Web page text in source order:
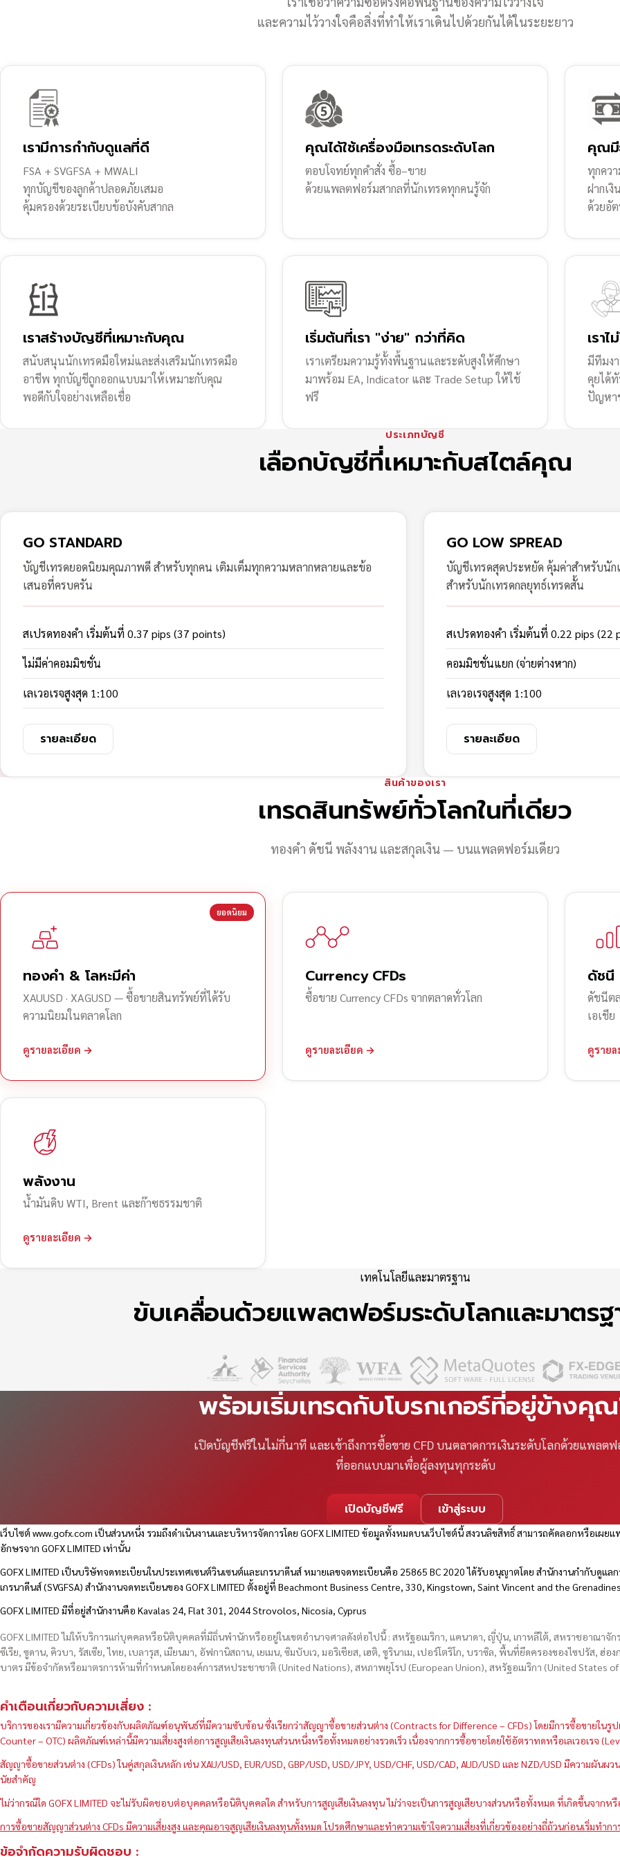
และความไว้วางใจคือสิ่งที่ทำให้เราเดินไปด้วยกันได้ในระยะยาว
เรามีการกำกับดูแลที่ดี
FSA + SVGFSA + MWALI
ทุกบัญชีของลูกค้าปลอดภัยเสมอ
คุ้มครองด้วยระเบียบข้อบังคับสากล
คุณได้ใช้เครื่องมือเทรดระดับโลก
ตอบโจทย์ทุกคำสั่ง ซื้อ–ขาย
ด้วยแพลตฟอร์มสากลที่นักเทรดทุกคนรู้จัก
คุณมี
ทุกควา
ฝากเงิ
ด้วยอั
เราสร้างบัญชีที่เหมาะกับคุณ
สนับสนุนนักเทรดมือใหม่และส่งเสริมนักเทรดมือ
อาชีพ ทุกบัญชีถูกออกแบบมาให้เหมาะกับคุณ
พอดีกับใจอย่างเหลือเชื่อ
เริ่มต้นที่เรา "ง่าย" กว่าที่คิด
เราเตรียมความรู้ทั้งพื้นฐานและระดับสูงให้ศึกษา
มาพร้อม EA, Indicator และ Trade Setup ให้ใช้
ฟรี
เรา
มีทีมง
คุยได้
ปัญหา
ประเภทบัญชี
เลือกบัญชีที่เหมาะกับสไตล์คุณ
GO STANDARD
บัญชีเทรดยอดนิยมคุณภาพดี สำหรับทุกคน เติมเต็มทุกความหลากหลายและข้อ
เสนอที่ครบครัน
สเปรดทองคำ เริ่มต้นที่ 0.37 pips (37 points)
ไม่มีค่าคอมมิชชั่น
เลเวอเรจสูงสุด 1:100
รายละเอียด
GO LOW SPREAD
บัญชีเทรดสุดประหยัด คุ้มค่าสำหรับนัก
สำหรับนักเทรดกลยุทธ์เทรดสั้น
สเปรดทองคำ เริ่มต้นที่ 0.22 pips (22
คอมมิชชั่นแยก (จ่ายต่างหาก)
เลเวอเรจสูงสุด 1:100
รายละเอียด
สินค้าของเรา
เทรดสินทรัพย์ทั่วโลกในที่เดียว
ทองคำ ดัชนี พลังงาน และสกุลเงิน — บนแพลตฟอร์มเดียว
ยอดนิยม
ทองคำ & โลหะมีค่า
XAUUSD · XAGUSD — ซื้อขายสินทรัพย์ที่ได้รับ
ความนิยมในตลาดโลก
ดูรายละเอียด →
Currency CFDs
ซื้อขาย Currency CFDs จากตลาดทั่วโลก
ดูรายละเอียด →
ดัชนี
ดัชนีต
เอเชีย
ดูราย
พลังงาน
น้ำมันดิบ WTI, Brent และก๊าซธรรมชาติ
ดูรายละเอียด →
เทคโนโลยีและมาตรฐาน
ขับเคลื่อนด้วยแพลตฟอร์มระดับโลกและมาตรฐ
พร้อมเริ่มเทรดกับโบรกเกอร์ที่อยู่ข้างคุ
เปิดบัญชีฟรีในไม่กี่นาที และเข้าถึงการซื้อขาย CFD บนตลาดการเงินระดับโลกด้วยแพลตฟ
ที่ออกแบบมาเพื่อผู้ลงทุนทุกระดับ
เปิดบัญชีฟรี เข้าสู่ระบบ
เว็บไซต์www.gofx.com เป็นส่วนหนึ่ง รวมถึงดำเนินงานและบริหารจัดการโดย GOFX LIMITED ข้อมูลทั้งหมดบนเว็บไซต์นี้ สงวนลิขสิทธิ์ สามารถคัดลอกหรือเผ
อักษรจาก GOFX LIMITED เท่านั้น
GOFX LIMITED เป็นบริษัทจดทะเบียนในประเทศเซนต์วินเซนต์และเกรนาดีนส์ หมายเลขจดทะเบียนคือ 25865 BC 2020 ได้รับอนุญาตโดย สำนักงานกำกับดูแล
เกรนาดีนส์ (SVGFSA) สำนักงานจดทะเบียนของ GOFX LIMITED ตั้งอยู่ที่ Beachmont Business Centre, 330, Kingstown, Saint Vincent and the Grenadines
GOFX LIMITED มีที่อยู่สำนักงานคือ Kavalas 24, Flat 301, 2044 Strovolos, Nicosia, Cyprus
GOFX LIMITED ไม่ให้บริการแก่บุคคลหรือนิติบุคคลที่มีถิ่นพำนักหรืออยู่ในเขตอำนาจศาลดังต่อไปนี้ : สหรัฐอเมริกา, แคนาดา, ญี่ปุ่น, เกาหลีใต้, สหราชอาณาจั
ซีเรีย, ซูดาน, คิวบา, รัสเซีย, ไทย, เบลารุส, เมียนมา, อัฟกานิสถาน, เยเมน, ซิมบับเว, มอริเชียส, เฮติ, ซูรินาเม, เปอร์โตริโก, บราซิล, พื้นที่ยึดครองของไซปรัส, ฮ่อ
บาตร มีข้อจำกัดหรือมาตรการห้ามที่กำหนดโดยองค์การสหประชาชาติ (United Nations), สหภาพยุโรป (European Union), สหรัฐอเมริกา (United States
คำเตือนเกี่ยวกับความเสี่ยง :
บริการของเรามีความเกี่ยวข้องกับผลิตภัณฑ์อนุพันธ์ที่มีความซับซ้อน ซึ่งเรียกว่าสัญญาซื้อขายส่วนต่าง (Contracts for Difference – CFDs) โดยมีการซื้อขายใ
Counter – OTC) ผลิตภัณฑ์เหล่านี้มีความเสี่ยงสูงต่อการสูญเสียเงินลงทุนส่วนหนึ่งหรือทั้งหมดอย่างรวดเร็ว เนื่องจากการซื้อขายโดยใช้อัตราทดหรือเลเวอเรจ
สัญญาซื้อขายส่วนต่าง (CFDs) ในคู่สกุลเงินหลัก เช่น XAU/USD, EUR/USD, GBP/USD, USD/JPY, USD/CHF, USD/CAD, AUD/USD และ NZD/USD มีความผัน
นัยสำคัญ
ไม่ว่ากรณีใด GOFX LIMITED จะไม่รับผิดชอบต่อบุคคลหรือนิติบุคคลใด สำหรับการสูญเสียเงินลงทุน ไม่ว่าจะเป็นการสูญเสียบางส่วนหรือทั้งหมด ที่เกิดขึ้นจากหรื
การซื้อขายสัญญาส่วนต่าง CFDs มีความเสี่ยงสูง และคุณอาจสูญเสียเงินลงทุนทั้งหมด โปรดศึกษาและทำความเข้าใจความเสี่ยงที่เกี่ยวข้องอย่างถี่ถ้วนก่อนเริ่มทำกา
ข้อจำกัดความรับผิดชอบ :